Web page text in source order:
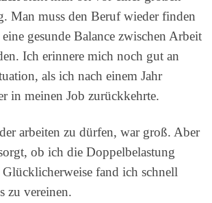
Man muss den Beruf wieder finden
gesunde Balance zwischen Arbeit
Ich erinnere mich noch gut an
als ich nach einem Jahr
in meinen Job zurückkehrte.
arbeiten zu dürfen, war groß. Aber
ob ich die Doppelbelastung
fand ich schnell
zu vereinen.